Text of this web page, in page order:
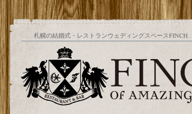
札幌の結婚式・レストランウェディングスペースFINCH